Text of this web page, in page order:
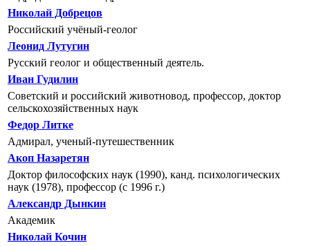
Николай Добрецов
Российский учёный-геолог
Леонид Лутугин
Русский геолог и общественный деятель.
Иван Гудилин
Советский и российский животновод, профессор, доктор
сельскохозяйственных наук
Федор Литке
Адмирал, ученый-путешественник
Акоп Назаретян
Доктор философских наук (1990), канд. психологических
наук (1978), профессор (с 1996 г.)
Александр Дынкин
Академик
Николай Кочин